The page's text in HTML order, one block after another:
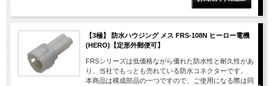
【3極】 防水ハウジング メス FRS-108N ヒーロー電機
(HERO)【定形外郵便可】
FRSシリーズは低価格ながら優れた防水性と耐久性があ
り、当社でもっとも売れている防水コネクターです。
本商品は構成部品の一つですので、ご使用になる際は同